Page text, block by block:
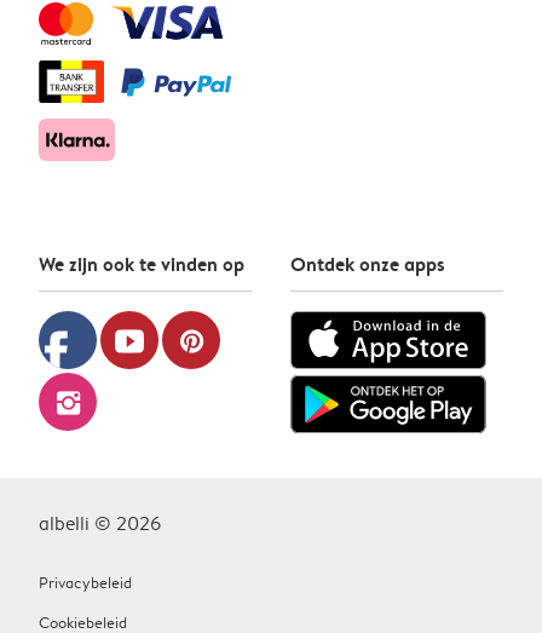
We zijn ook te vinden op
facebook youtube pinterest
instagram
Ontdek onze apps
albelli © 2026
Privacybeleid
Cookiebeleid